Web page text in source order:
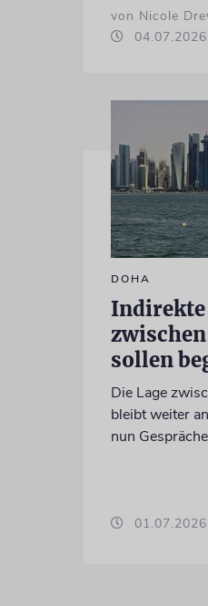
von Nicole
04.07.2026
DOHA
Indirekte
sollen
Die Lage
bleibt weiter
nun
01.07.2026